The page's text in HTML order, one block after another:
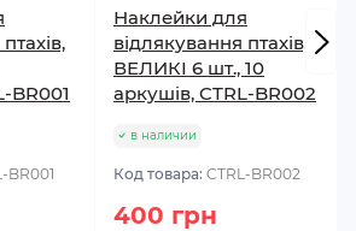
BR001
BR001
Наклейки для
відлякування птахів,
ВЕЛИКІ 6 шт., 10
аркушів, CTRL-BR002
в наличии
Код товара: CTRL-BR002
400 грн